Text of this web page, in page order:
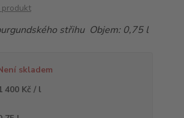
střihu Objem: 0,75 l
skladem
400 Kč / l